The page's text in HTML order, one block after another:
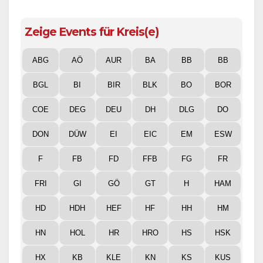
Zeige Events für Kreis(e)
ABG AÖ AUR BA BB BB
BGL BI BIR BLK BO BOR
COE DEG DEU DH DLG DO
DON DÜW EI EIC EM ESW
F FB FD FFB FG FR
FRI GI GÖ GT H HAM
HD HDH HEF HF HH HM
HN HOL HR HRO HS HSK
HX KB KLE KN KS KUS